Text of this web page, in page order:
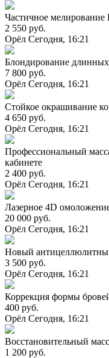
Частичное
2 550 руб.
Орёл Сегодня, 16:21
Блондирование
7 800 руб.
Орёл Сегодня, 16:21
Стойкое окрашивание
4 650 руб.
Орёл Сегодня, 16:21
Профессиональный
кабинете
2 400 руб.
Орёл Сегодня, 16:21
Лазерное 4D
20 000 руб.
Орёл Сегодня, 16:21
Новый
3 500 руб.
Орёл Сегодня, 16:21
Коррекция формы
400 руб.
Орёл Сегодня, 16:21
Восстановительный
1 200 руб.